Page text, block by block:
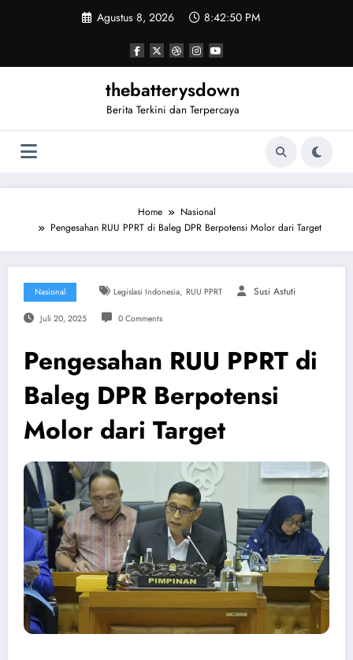
Agustus 8, 2026 8:42:50 PM
thebatterysdown
Berita Terkini dan Terpercaya
Home
Nasional
Pengesahan RUU PPRT di Baleg DPR Berpotensi Molor dari Target
Nasional Legislasi Indonesia, RUU PPRT Susi Astuti
Juli 20, 2025 0 Comments
Pengesahan RUU PPRT di
Baleg DPR Berpotensi
Molor dari Target